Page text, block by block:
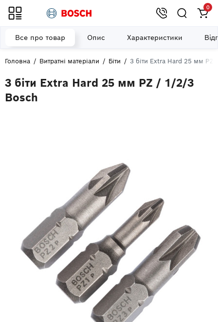
0
Головна Витратні матеріали Біти 3 біти Extra Hard 25 мм
3 біти Extra Hard 25 мм PZ / 1/2/3
Bosch
Все про товар Опис Характеристики